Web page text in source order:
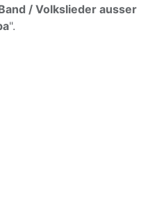
/ Volkslieder ausser
".